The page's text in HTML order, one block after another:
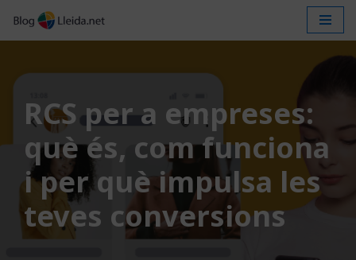
Vés
contingut
RCS per a empreses:
què és, com funciona
i per què impulsa les
teves conversions